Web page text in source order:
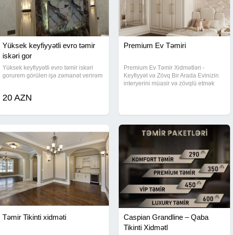
Yüksek keyfiyyətli evro təmir
iskəri gor
Yüksek keyfiyyətli evro təmir iskəri
gorurem görülen işə zəmanət verirəm
20 AZN
Premium Ev Təmiri
Premium Ev Təmir Xidmətləri -
Keyfiyyət və Zövq Bir Arada Evinizin
interyerini müasir və zövqlü etmək
olunur
Təmir Tikinti xidməti
Caspian Grandline – Qaba
Tikinti Xidmətl